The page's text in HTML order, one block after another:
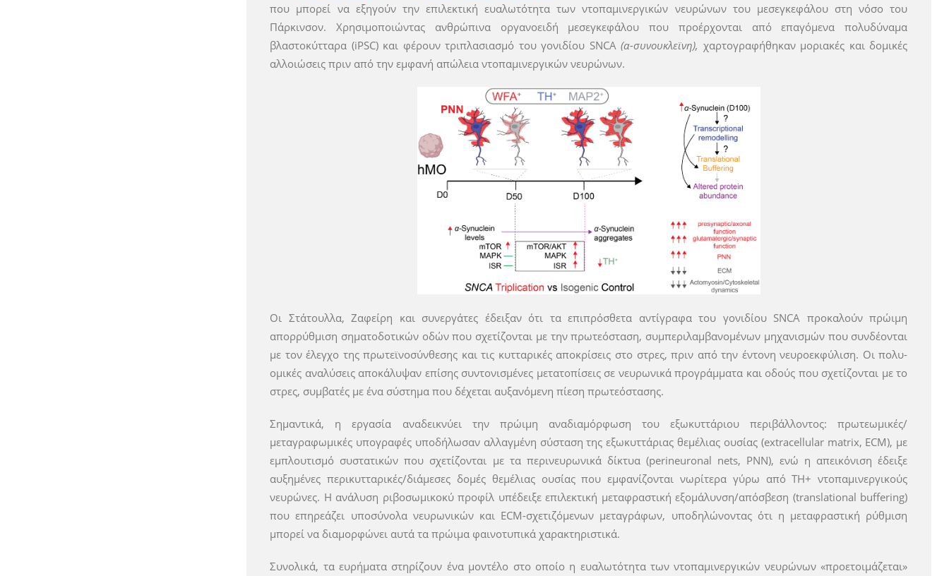
που μπορεί να εξηγούν την επιλεκτική ευαλωτότητα των ντοπαμινεργικών νευρώνων του μεσεγκεφάλου στη νόσο του
Πάρκινσον. Χρησιμοποιώντας ανθρώπινα οργανοειδή μεσεγκεφάλου που προέρχονται από επαγόμενα πολυδύναμα
βλαστοκύτταρα (iPSC) και φέρουν τριπλασιασμό του γονιδίου SNCA(α-συνουκλεϊνη), χαρτογραφήθηκαν μοριακές και δομικές
αλλοιώσεις πριν από την εμφανή απώλεια ντοπαμινεργικών νευρώνων.
Οι Στάτουλλα, Ζαφείρη και συνεργάτες έδειξαν ότι τα επιπρόσθετα αντίγραφα του γονιδίου SNCA προκαλούν πρώιμη
απορρύθμιση σηματοδοτικών οδών που σχετίζονται με την πρωτεόσταση, συμπεριλαμβανομένων μηχανισμών που συνδέονται
με τον έλεγχο της πρωτεϊνοσύνθεσης και τις κυτταρικές αποκρίσεις στο στρες, πριν από την έντονη νευροεκφύλιση. Οι πολυ-
ομικές αναλύσεις αποκάλυψαν επίσης συντονισμένες μετατοπίσεις σε νευρωνικά προγράμματα και οδούς που σχετίζονται με το
στρες, συμβατές με ένα σύστημα που δέχεται αυξανόμενη πίεση πρωτεόστασης.
Σημαντικά, η εργασία αναδεικνύει την πρώιμη αναδιαμόρφωση του εξωκυττάριου περιβάλλοντος: πρωτεωμικές/
μεταγραφωμικές υπογραφές υποδήλωσαν αλλαγμένη σύσταση της εξωκυττάριας θεμέλιας ουσίας (extracellular matrix, ECM), με
εμπλουτισμό συστατικών που σχετίζονται με τα περινευρωνικά δίκτυα (perineuronal nets, PNN), ενώ η απεικόνιση έδειξε
αυξημένες περικυτταρικές/διάμεσες δομές θεμέλιας ουσίας που εμφανίζονται νωρίτερα γύρω από TH+ ντοπαμινεργικούς
νευρώνες. Η ανάλυση ριβοσωμικοκύ προφίλ υπέδειξε επιλεκτική μεταφραστική εξομάλυνση/απόσβεση (translational buffering)
που επηρεάζει υποσύνολα νευρωνικών και ECM-σχετιζόμενων μεταγράφων, υποδηλώνοντας ότι η μεταφραστική ρύθμιση
μπορεί να διαμορφώνει αυτά τα πρώιμα φαινοτυπικά χαρακτηριστικά.
Συνολικά, τα ευρήματα στηρίζουν ένα μοντέλο στο οποίο η ευαλωτότητα των ντοπαμινεργικών νευρώνων «προετοιμάζεται»